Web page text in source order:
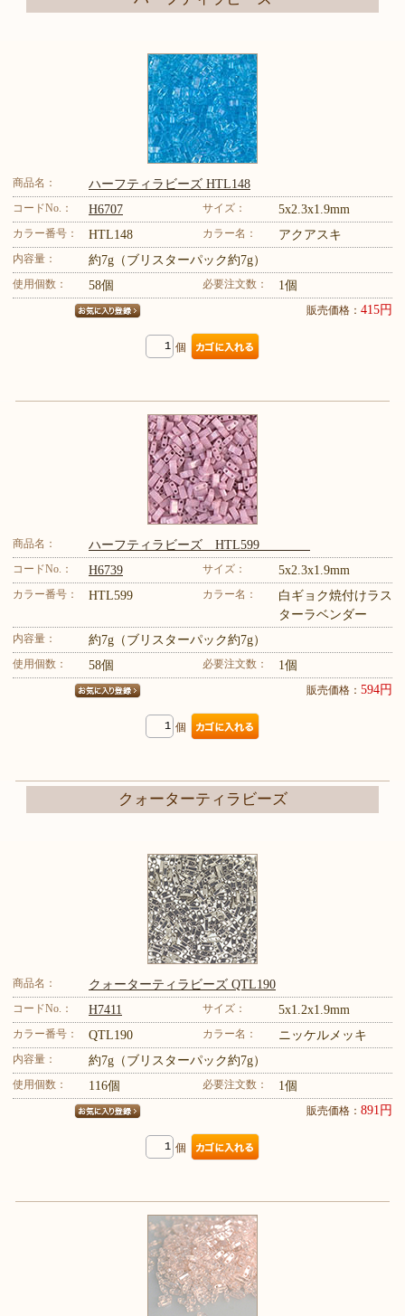
商品名： ハーフティラビーズ HTL148
コードNo.： H6707 サイズ： 5x2.3x1.9mm
カラー番号： HTL148 カラー名： アクアスキ
内容量： 約7g（ブリスターパック約7g）
使用個数： 58個 必要注文数： 1個
販売価格： 415円
個
商品名： ハーフティラビーズ HTL599
コードNo.： H6739 サイズ： 5x2.3x1.9mm
カラー番号： HTL599 カラー名：
白ギョク焼付けラス
ターラベンダー
内容量： 約7g（ブリスターパック約7g）
使用個数： 58個 必要注文数： 1個
販売価格： 594円
個
クォーターティラビーズ
商品名： クォーターティラビーズ QTL190
コードNo.： H7411 サイズ： 5x1.2x1.9mm
カラー番号： QTL190 カラー名： ニッケルメッキ
内容量： 約7g（ブリスターパック約7g）
使用個数： 116個 必要注文数： 1個
販売価格： 891円
個